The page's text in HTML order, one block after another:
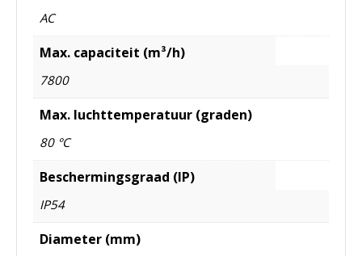
AC
Max. capaciteit (m³/h)
7800
Max. luchttemperatuur (graden)
80 °C
Beschermingsgraad (IP)
IP54
Diameter (mm)